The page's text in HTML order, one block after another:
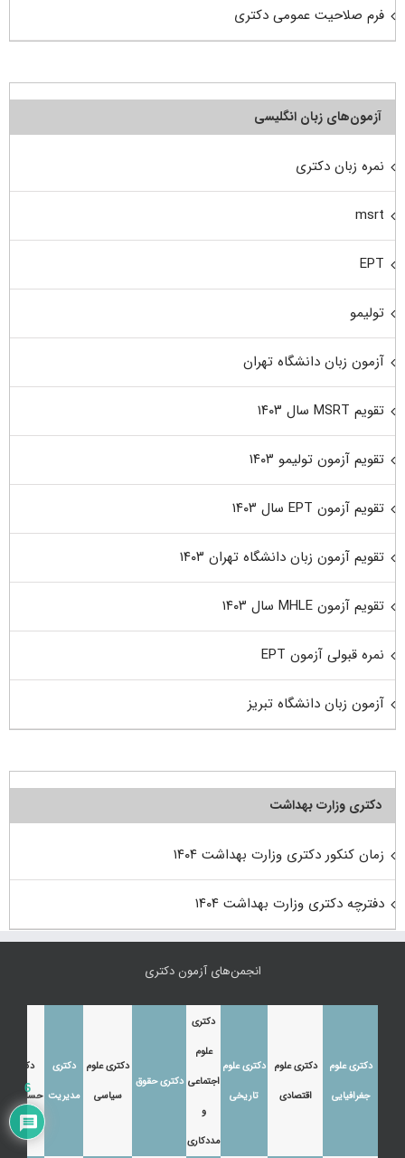
فرم صلاحیت عمومی دکتری
آزمون‌های زبان انگلیسی
نمره زبان دکتری
msrt
EPT
تولیمو
آزمون زبان دانشگاه تهران
تقویم MSRT سال ۱۴۰۳
تقویم آزمون تولیمو ۱۴۰۳
تقویم آزمون EPT سال ۱۴۰۳
تقویم آزمون زبان دانشگاه تهران ۱۴۰۳
تقویم آزمون MHLE سال ۱۴۰۳
نمره قبولی آزمون EPT
آزمون زبان دانشگاه تبریز
دکتری وزارت بهداشت
زمان کنکور دکتری وزارت بهداشت ۱۴۰۴
دفترچه دکتری وزارت بهداشت ۱۴۰۴
انجمن‌های آزمون دکتری
دکتری علوم
جغرافیایی
دکتری علوم
اقتصادی
دکتری علوم
تاریخی
دکتری
علوم
اجتماعی
و
مددکاری
دکتری حقوق
دکتری علوم
سیاسی
دکتری
مدیریت
دکتری
حسابداری
6